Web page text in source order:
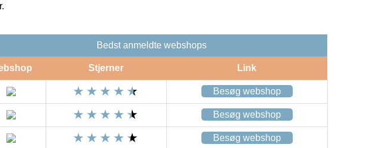
Bedst anmeldte webshops
Stjerner Link
Besøg webshop
Besøg webshop
Besøg webshop